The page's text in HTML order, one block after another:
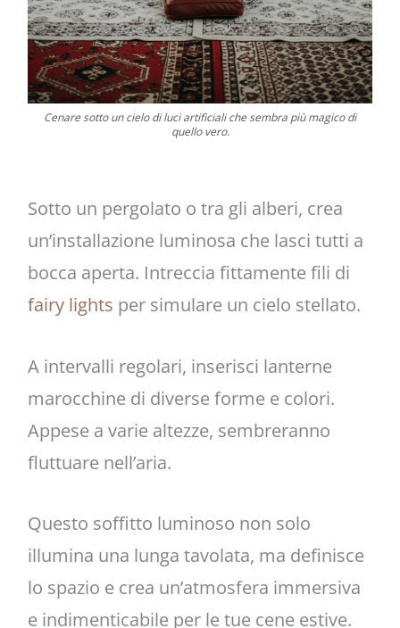
Cenare sotto un cielo di luci artificiali che sembra più magico di
quello vero.
Sotto un pergolato o tra gli alberi, crea
un’installazione luminosa che lasci tutti a
bocca aperta. Intreccia fittamente fili di
fairy lights per simulare un cielo stellato.
A intervalli regolari, inserisci lanterne
marocchine di diverse forme e colori.
Appese a varie altezze, sembreranno
fluttuare nell’aria.
Questo soffitto luminoso non solo
illumina una lunga tavolata, ma definisce
lo spazio e crea un’atmosfera immersiva
e indimenticabile per le tue cene estive.